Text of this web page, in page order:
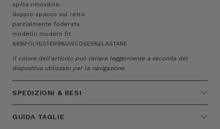
spilla rimovibile
doppio spacco sul retro
parzialmente foderata
modello modern fit
86%POLYESTER9%VISCOSE5%ELASTANE
Il colore dell'articolo può variare leggermente a seconda del
dispositivo utilizzato per la navigazione.
SPEDIZIONI & RESI
GUIDA TAGLIE